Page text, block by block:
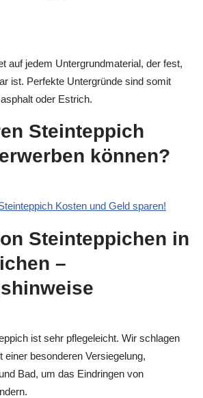
auf jedem Untergrundmaterial, der fest,
ist. Perfekte Untergründe sind somit
oder Estrich.
Steinteppich
können?
Kosten und Geld sparen!
Steinteppichen in
–
ist sehr pflegeleicht. Wir schlagen
besonderen Versiegelung,
Bad, um das Eindringen von